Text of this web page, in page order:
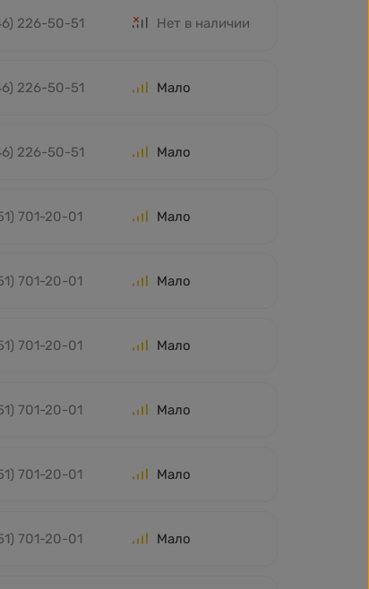
226-50-51 Нет в наличии
226-50-51 Мало
226-50-51 Мало
701-20-01 Мало
701-20-01 Мало
701-20-01 Мало
701-20-01 Мало
701-20-01 Мало
701-20-01 Мало